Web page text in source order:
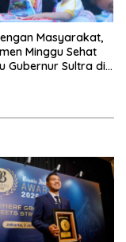
Masyarakat,
Minggu Sehat
Gubernur Sultra di